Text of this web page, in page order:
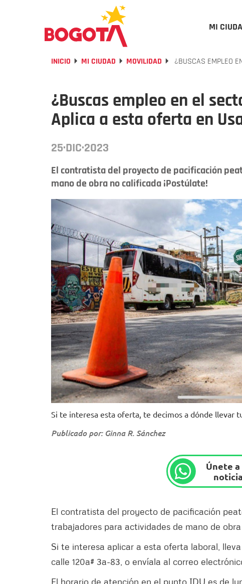
MI
INICIO MI CIUDAD MOVILIDAD ¿BUSCAS EMPLEO
¿Buscas empleo en el
Aplica a esta oferta en
25·DIC·2023
El contratista del proyecto de pacificación
mano de obra no calificada ¡Postúlate!
Si te interesa esta oferta, te decimos a dónde llevar
Publicado por: Ginna R. Sánchez
Únete
El contratista del proyecto de pacificación
trabajadores para actividades de mano de
Si te interesa aplicar a esta oferta laboral,
calle 120a# 3a-83, o envíala al correo
El horario de atención en el punto IDU es de